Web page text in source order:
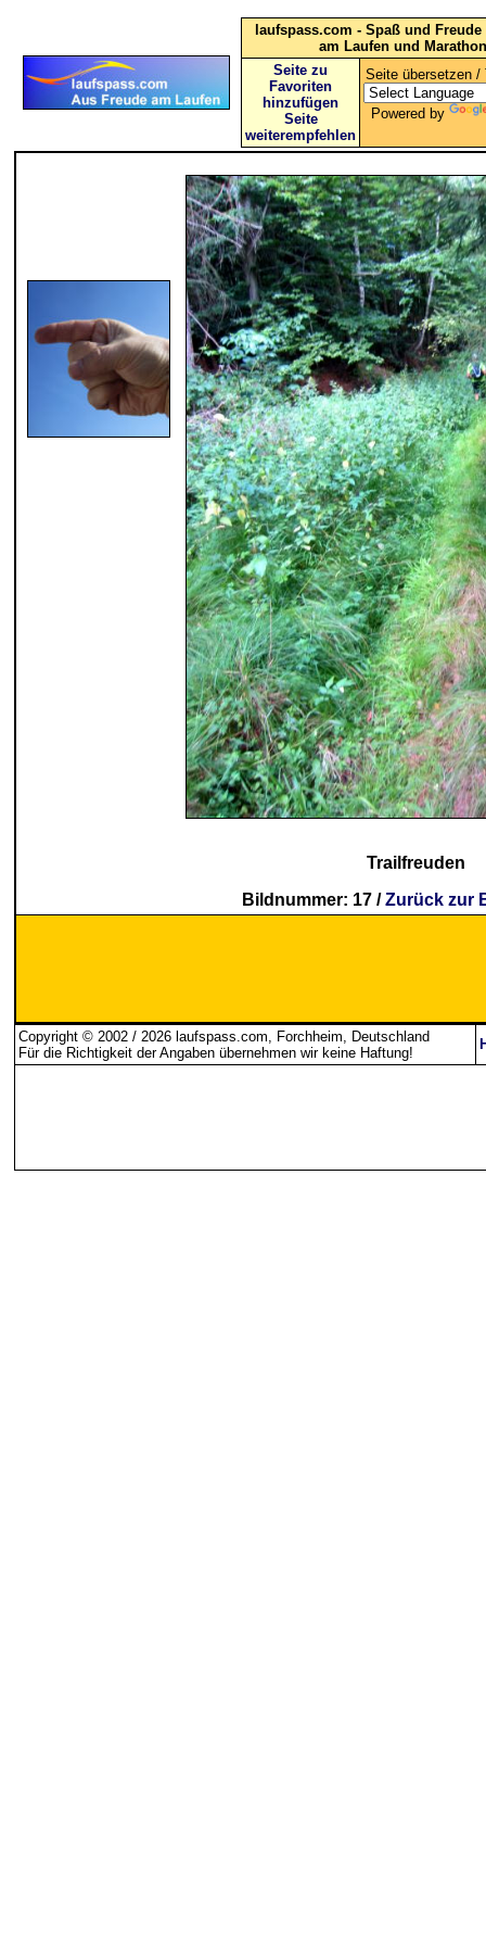
laufspass.com - Spaß und
am Laufen und Marathon
Seite zu
Favoriten
hinzufügen
Seite
weiterempfehlen
Seite übersetzen /
Powered by
Trailfreuden
Bildnummer: 17 /Zurück zur
Copyright © 2002 / 2026 laufspass.com, Forchheim, Deutschland
Für die Richtigkeit der Angaben übernehmen wir keine Haftung!